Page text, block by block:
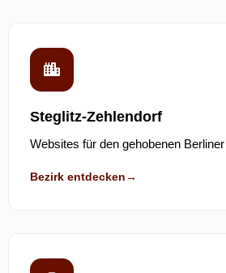
Steglitz-Zehlendorf
Websites für den gehobenen
Bezirk entdecken→